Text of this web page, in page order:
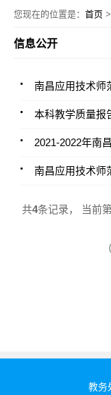
您现在的位置是： 首页 >
信息公开
南昌应用技术师
本科教学质量报
2021-2022年南
南昌应用技术师
共4条记录， 当前
教务